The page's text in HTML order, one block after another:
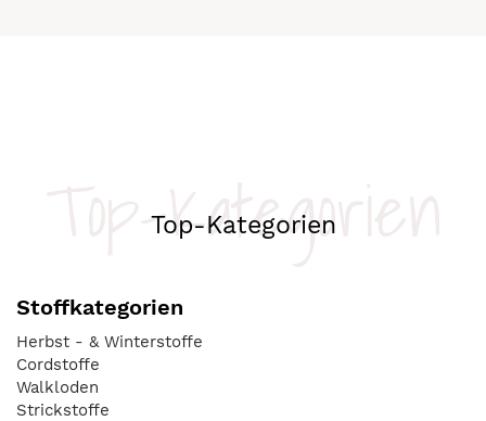
Top-Kategorien
Top-Kategorien
Stoffkategorien
Herbst - & Winterstoffe
Cordstoffe
Walkloden
Strickstoffe